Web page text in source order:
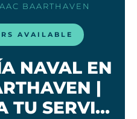
BAARTHAVEN
AVAILABLE
NAVAL EN
|
TU SERVI…